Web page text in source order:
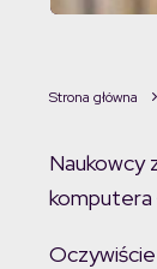
Strona główna
Naukowcy
komputera